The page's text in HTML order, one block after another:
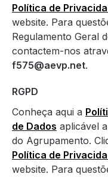
Política de
website. Para
Regulamento Geral
contactem-nos
f575@aevp.net.
RGPD
Conheça aqui a
de Dados aplicável
do Agrupamento.
Política de
website. Para